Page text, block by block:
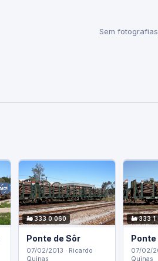
Sem
🚂 333 0 060
Ponte de Sôr
07/02/2013 · Ricardo
Quinas
🚂 333 1
Ponte
07/02/
Quinas